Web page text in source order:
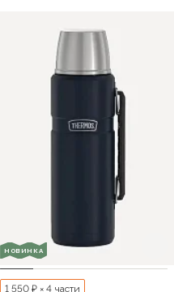
НОВИНКА
1 550 ₽ × 4 части